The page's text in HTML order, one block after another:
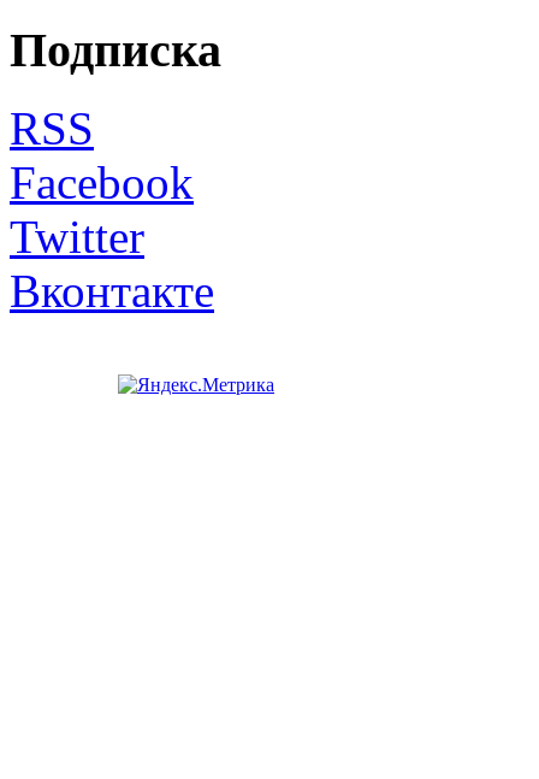
Подписка
RSS
Facebook
Twitter
Вконтакте